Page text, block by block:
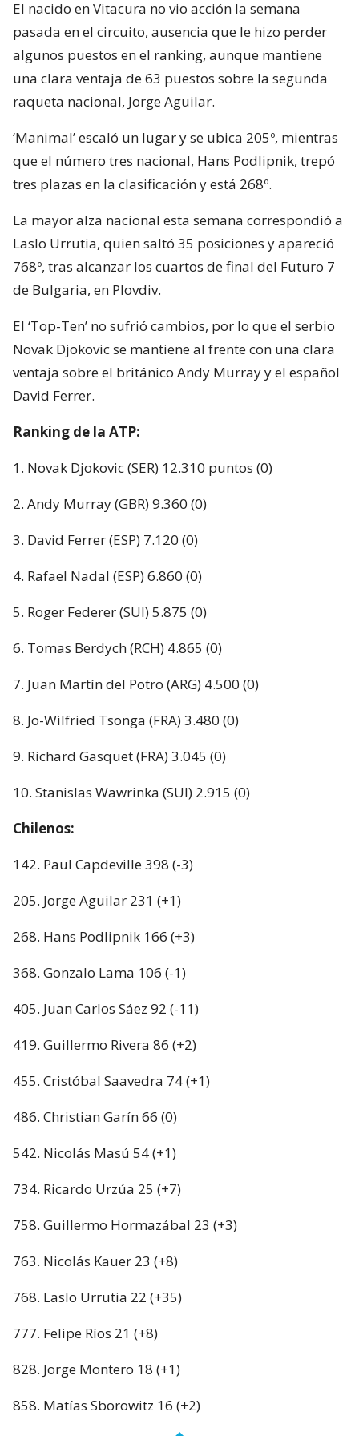
El nacido en Vitacura no vio acción la semana
pasada en el circuito, ausencia que le hizo perder
algunos puestos en el ranking, aunque mantiene
una clara ventaja de 63 puestos sobre la segunda
raqueta nacional, Jorge Aguilar.
‘Manimal’ escaló un lugar y se ubica 205º, mientras
que el número tres nacional, Hans Podlipnik, trepó
tres plazas en la clasificación y está 268º.
La mayor alza nacional esta semana correspondió a
Laslo Urrutia, quien saltó 35 posiciones y apareció
768º, tras alcanzar los cuartos de final del Futuro 7
de Bulgaria, en Plovdiv.
El ‘Top-Ten’ no sufrió cambios, por lo que el serbio
Novak Djokovic se mantiene al frente con una clara
ventaja sobre el británico Andy Murray y el español
David Ferrer.
Ranking de la ATP:
1. Novak Djokovic (SER) 12.310 puntos (0)
2. Andy Murray (GBR) 9.360 (0)
3. David Ferrer (ESP) 7.120 (0)
4. Rafael Nadal (ESP) 6.860 (0)
5. Roger Federer (SUI) 5.875 (0)
6. Tomas Berdych (RCH) 4.865 (0)
7. Juan Martín del Potro (ARG) 4.500 (0)
8. Jo-Wilfried Tsonga (FRA) 3.480 (0)
9. Richard Gasquet (FRA) 3.045 (0)
10. Stanislas Wawrinka (SUI) 2.915 (0)
Chilenos:
142. Paul Capdeville 398 (-3)
205. Jorge Aguilar 231 (+1)
268. Hans Podlipnik 166 (+3)
368. Gonzalo Lama 106 (-1)
405. Juan Carlos Sáez 92 (-11)
419. Guillermo Rivera 86 (+2)
455. Cristóbal Saavedra 74 (+1)
486. Christian Garín 66 (0)
542. Nicolás Masú 54 (+1)
734. Ricardo Urzúa 25 (+7)
758. Guillermo Hormazábal 23 (+3)
763. Nicolás Kauer 23 (+8)
768. Laslo Urrutia 22 (+35)
777. Felipe Ríos 21 (+8)
828. Jorge Montero 18 (+1)
858. Matías Sborowitz 16 (+2)